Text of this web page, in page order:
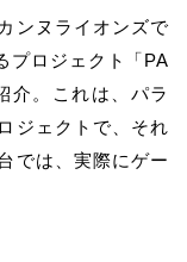
ンヌライオンズで
プロジェクト「PA
介。これは、パラ
ジェクトで、それ
では、実際にゲー